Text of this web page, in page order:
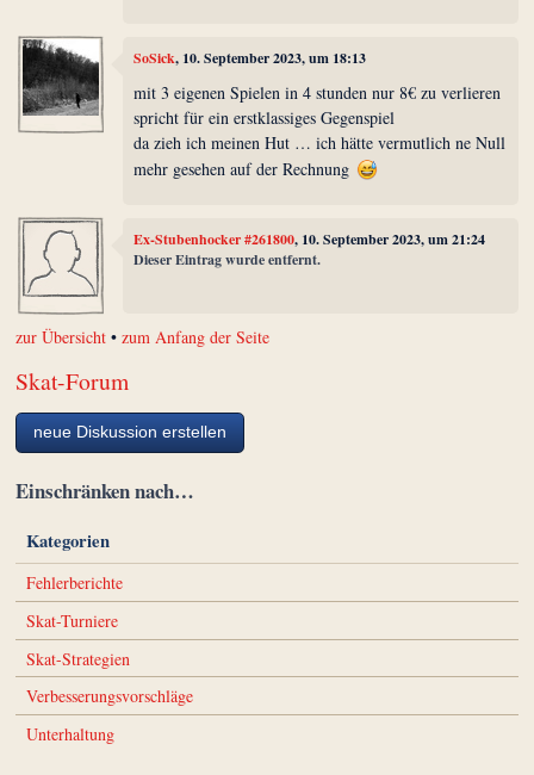
SoSick, 10. September 2023, um 18:13
mit 3 eigenen Spielen in 4 stunden nur 8€ zu verlieren
spricht für ein erstklassiges Gegenspiel
da zieh ich meinen Hut … ich hätte vermutlich ne Null
mehr gesehen auf der Rechnung
Ex-Stubenhocker #261800, 10. September 2023, um 21:24
Dieser Eintrag wurde entfernt.
zur Übersicht •zum Anfang der Seite
Skat-Forum
neue Diskussion erstellen
Einschränken nach…
Kategorien
Fehlerberichte
Skat-Turniere
Skat-Strategien
Verbesserungsvorschläge
Unterhaltung